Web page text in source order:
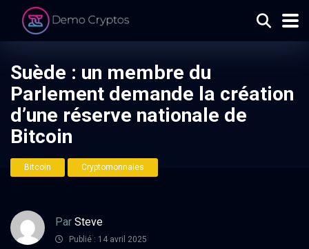
Suède : un membre du
Parlement demande la création
d’une réserve nationale de
Bitcoin
Bitcoin Cryptomonnaies
Par Steve
Publié : 14 avril 2025